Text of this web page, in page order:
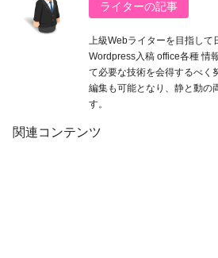
ライターの記事
上級Webライターを目指して
Wordpress入稿 office各種 情
て必要な技術を会得するべく
編集も可能となり、静と動の
す。
関連コンテンツ